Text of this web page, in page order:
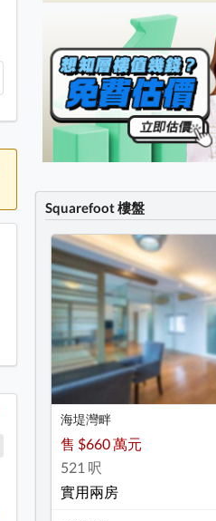
Squarefoot 樓盤
海堤灣畔
售 $660 萬元
521 呎
實用兩房